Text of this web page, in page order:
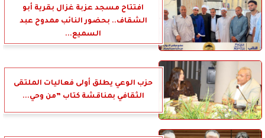
افتتاح مسجد عزبة غزال بقرية أبو
الشقاف.. بحضور النائب ممدوح عبد
السميع...
حزب الوعي يطلق أولى فعاليات الملتقى
الثقافي بمناقشة كتاب ”من وحي...